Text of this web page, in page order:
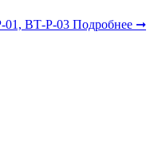
01, ВТ-Р-03 Подробнее ➞